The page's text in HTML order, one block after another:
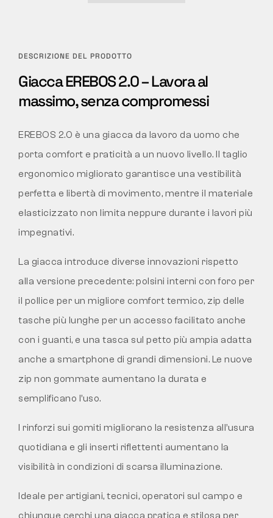
DESCRIZIONE DEL PRODOTTO
Giacca EREBOS 2.0 – Lavora al
massimo, senza compromessi
EREBOS 2.0 è una giacca da lavoro da uomo che
porta comfort e praticità a un nuovo livello. Il taglio
ergonomico migliorato garantisce una vestibilità
perfetta e libertà di movimento, mentre il materiale
elasticizzato non limita neppure durante i lavori più
impegnativi.
La giacca introduce diverse innovazioni rispetto
alla versione precedente: polsini interni con foro per
il pollice per un migliore comfort termico, zip delle
tasche più lunghe per un accesso facilitato anche
con i guanti, e una tasca sul petto più ampia adatta
anche a smartphone di grandi dimensioni. Le nuove
zip non gommate aumentano la durata e
semplificano l’uso.
I rinforzi sui gomiti migliorano la resistenza all’usura
quotidiana e gli inserti riflettenti aumentano la
visibilità in condizioni di scarsa illuminazione.
Ideale per artigiani, tecnici, operatori sul campo e
chiunque cerchi una giacca pratica e stilosa per